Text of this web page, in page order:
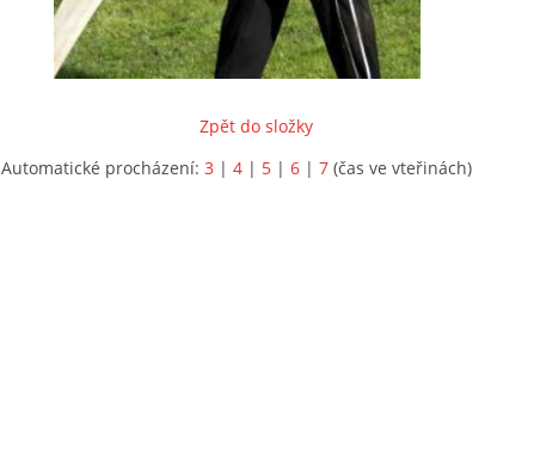
Zpět do složky
Automatické procházení: 3 | 4 | 5 | 6 | 7 (čas ve vteřinách)